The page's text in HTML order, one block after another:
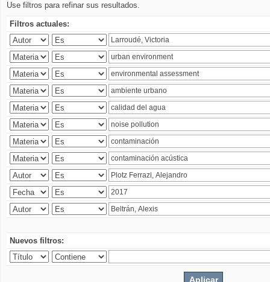
Use filtros para refinar sus resultados.
Filtros actuales:
Nuevos filtros: